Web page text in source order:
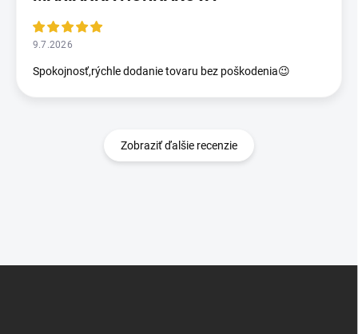
9.7.2026
Spokojnosť,rýchle dodanie tovaru bez poškodenia😉
Zobraziť ďalšie recenzie